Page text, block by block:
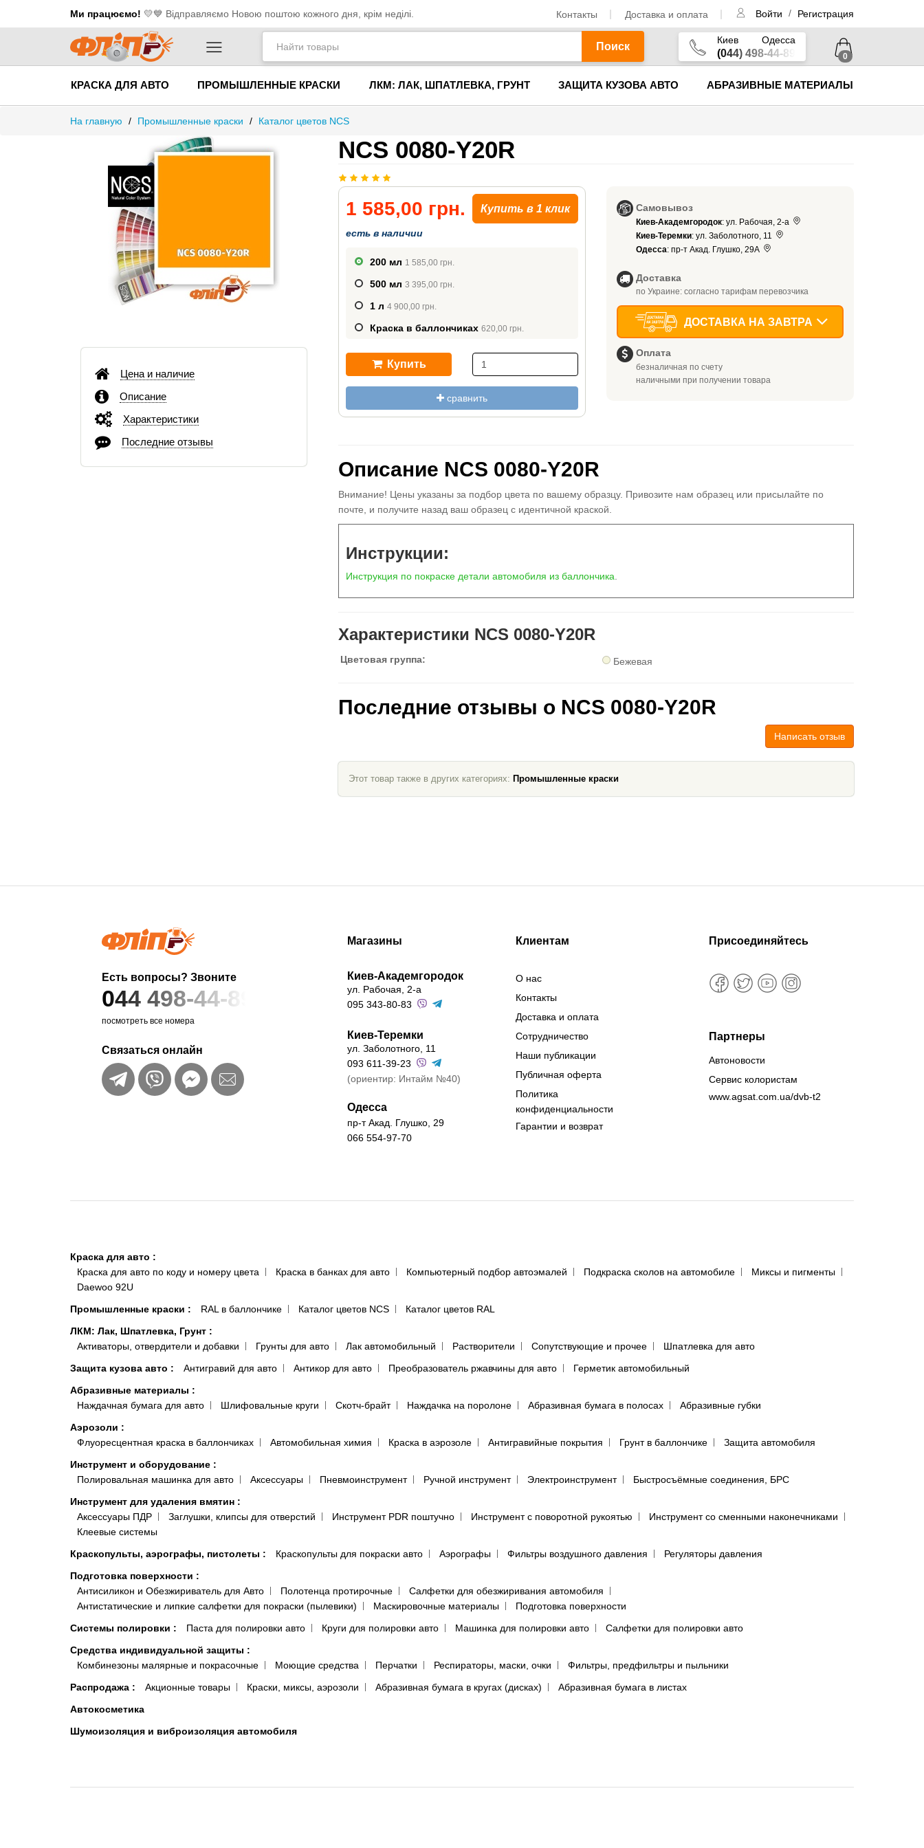
Ми працюємо! 💛​💙 Відправляємо Новою поштою кожного дня, крім неділі. Контакты Доставка и оплата Войти / Регистрация
Поиск
Киев Одесса
(044) 498-44-89 0
КРАСКА ДЛЯ АВТО ПРОМЫШЛЕННЫЕ КРАСКИ ЛКМ: ЛАК, ШПАТЛЕВКА, ГРУНТ ЗАЩИТА КУЗОВА АВТО АБРАЗИВНЫЕ МАТЕРИАЛЫ
На главную / Промышленные краски / Каталог цветов NCS
Цена и наличие
Описание
Характеристики
Последние отзывы
NCS 0080-Y20R
1 585,00 грн. Купить в 1 клик
есть в наличии
200 мл 1 585,00 грн.
500 мл 3 395,00 грн.
1 л 4 900,00 грн.
Краска в баллончиках 620,00 грн.
Купить
сравнить
Самовывоз
Киев-Академгородок: ул. Рабочая, 2-а
Киев-Теремки: ул. Заболотного, 11
Одесса: пр-т Акад. Глушко, 29А
Доставка
по Украине: согласно тарифам перевозчика
ДОСТАВКА НА ЗАВТРА
Оплата
безналичная по счету
наличными при получении товара
Описание NCS 0080-Y20R
Внимание! Цены указаны за подбор цвета по вашему образцу. Привозите нам образец или присылайте по
почте, и получите назад ваш образец с идентичной краской.
Инструкции:
Инструкция по покраске детали автомобиля из баллончика
Характеристики NCS 0080-Y20R
Цветовая группа: Бежевая
Последние отзывы о NCS 0080-Y20R
Написать отзыв
Этот товар также в других категориях: Промышленные краски
Есть вопросы? Звоните
044 498-44-89
посмотреть все номера
Связаться онлайн
Магазины
Киев-Академгородок
ул. Рабочая, 2-а
095 343-80-83
Киев-Теремки
ул. Заболотного, 11
093 611-39-23
(ориентир: Интайм №40)
Одесса
пр-т Акад. Глушко, 29
066 554-97-70
Клиентам
О нас
Контакты
Доставка и оплата
Сотрудничество
Наши публикации
Публичная оферта
Политика
конфиденциальности
Гарантии и возврат
Присоединяйтесь
Партнеры
Автоновости
Сервис колористам
www.agsat.com.ua/dvb-t2
Краска для авто :
Краска для авто по коду и номеру цвета
Краска в банках для авто Компьютерный подбор автоэмалей Подкраска сколов на автомобиле
Миксы и пигменты
Daewoo 92U
Промышленные краски : RAL в баллончике Каталог цветов NCS
Каталог цветов RAL
ЛКМ: Лак, Шпатлевка, Грунт :
Активаторы, отвердители и добавки
Грунты для авто Лак автомобильный Растворители Сопутствующие и прочее
Шпатлевка для авто
Защита кузова авто : Антигравий для авто Антикор для авто Преобразователь ржавчины для авто
Герметик автомобильный
Абразивные материалы :
Наждачная бумага для авто
Шлифовальные круги Скотч-брайт Наждачка на поролоне Абразивная бумага в полосах
Абразивные губки
Аэрозоли :
Флуоресцентная краска в баллончиках
Автомобильная химия Краска в аэрозоле Антигравийные покрытия Грунт в баллончике
Защита автомобиля
Инструмент и оборудование :
Полировальная машинка для авто
Аксессуары Пневмоинструмент Ручной инструмент Электроинструмент
Быстросъёмные соединения, БРС
Инструмент для удаления вмятин :
Аксессуары ПДР
Заглушки, клипсы для отверстий Инструмент PDR поштучно Инструмент с поворотной рукоятью
Инструмент со сменными наконечниками
Клеевые системы
Краскопульты, аэрографы, пистолеты : Краскопульты для покраски авто Аэрографы Фильтры воздушного давления
Регуляторы давления
Подготовка поверхности :
Антисиликон и Обезжириватель для Авто
Полотенца протирочные
Салфетки для обезжиривания автомобиля
Антистатические и липкие салфетки для покраски (пылевики)
Маскировочные материалы
Подготовка поверхности
Системы полировки : Паста для полировки авто Круги для полировки авто Машинка для полировки авто
Салфетки для полировки авто
Средства индивидуальной защиты :
Комбинезоны малярные и покрасочные
Моющие средства Перчатки Респираторы, маски, очки
Фильтры, предфильтры и пыльники
Распродажа : Акционные товары Краски, миксы, аэрозоли Абразивная бумага в кругах (дисках)
Абразивная бумага в листах
Автокосметика
Шумоизоляция и виброизоляция автомобиля